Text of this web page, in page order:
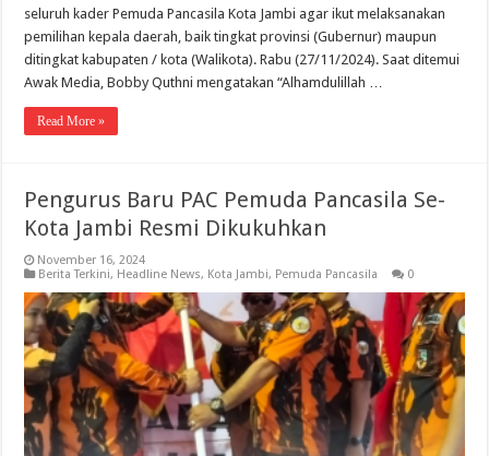
seluruh kader Pemuda Pancasila Kota Jambi agar ikut melaksanakan
pemilihan kepala daerah, baik tingkat provinsi (Gubernur) maupun
ditingkat kabupaten / kota (Walikota). Rabu (27/11/2024). Saat ditemui
Awak Media, Bobby Quthni mengatakan “Alhamdulillah …
Read More »
Pengurus Baru PAC Pemuda Pancasila Se-
Kota Jambi Resmi Dikukuhkan
November 16, 2024
Berita Terkini, Headline News, Kota Jambi, Pemuda Pancasila 0